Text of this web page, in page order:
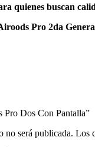
quienes buscan
Pro 2da
Pro Dos Con Pantalla”
no será publicada. Los